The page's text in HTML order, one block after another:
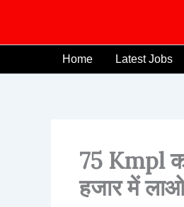
content
Home Latest Jobs
75 Kmpl
हजार में